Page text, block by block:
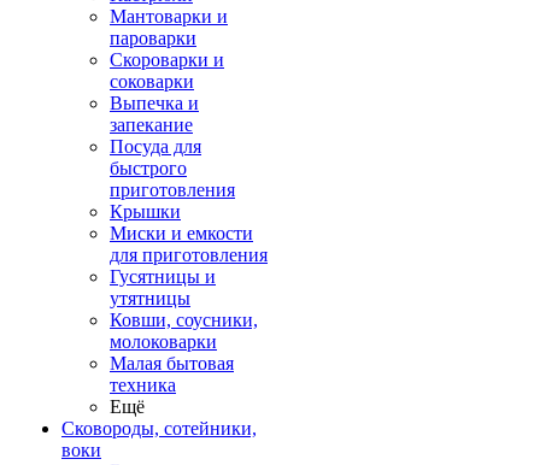
Мантоварки и
пароварки
Скороварки и
соковарки
Выпечка и
запекание
Посуда для
быстрого
приготовления
Крышки
Миски и емкости
для приготовления
Гусятницы и
утятницы
Ковши, соусники,
молоковарки
Малая бытовая
техника
Ещё
Сковороды, сотейники,
воки